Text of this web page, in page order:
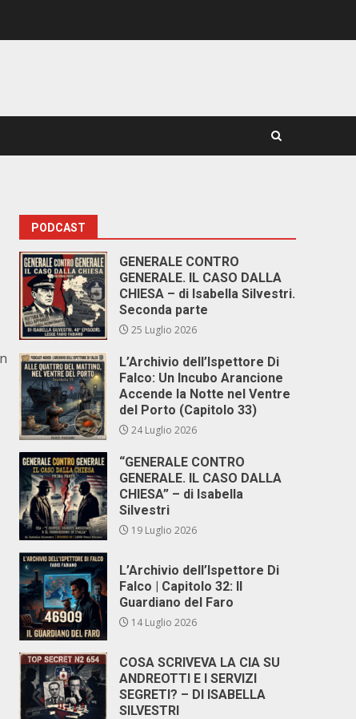
PODCAST
GENERALE CONTRO
GENERALE. IL CASO DALLA
CHIESA – di Isabella Silvestri.
Seconda parte
25 Luglio 2026
L’Archivio dell’Ispettore Di
Falco: Un Incubo Arancione
Accende la Notte nel Ventre
del Porto (Capitolo 33)
24 Luglio 2026
“GENERALE CONTRO
GENERALE. IL CASO DALLA
CHIESA” – di Isabella
Silvestri
19 Luglio 2026
L’Archivio dell’Ispettore Di
Falco | Capitolo 32: Il
Guardiano del Faro
14 Luglio 2026
COSA SCRIVEVA LA CIA SU
ANDREOTTI E I SERVIZI
SEGRETI? – DI ISABELLA
SILVESTRI